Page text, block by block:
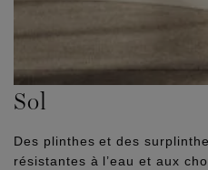
Sol
Des plinthes et des
résistantes à l’eau et aux